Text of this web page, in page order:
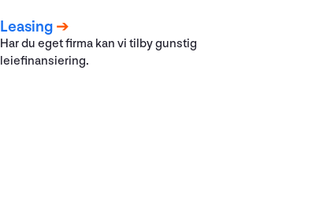
Leasing
Har du eget firma kan vi tilby gunstig
leiefinansiering.